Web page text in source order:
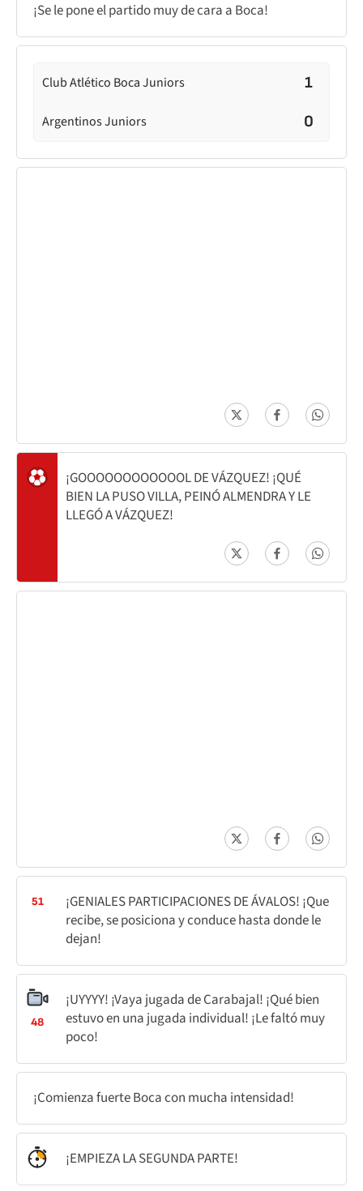
¡Se le pone el partido muy de cara a Boca!
Club Atlético Boca Juniors 1
Argentinos Juniors 0
¡GOOOOOOOOOOOOL DE VÁZQUEZ! ¡QUÉ
BIEN LA PUSO VILLA, PEINÓ ALMENDRA Y LE
LLEGÓ A VÁZQUEZ!
51
¡GENIALES PARTICIPACIONES DE ÁVALOS! ¡Que
recibe, se posiciona y conduce hasta donde le
dejan!
48
¡UYYYY! ¡Vaya jugada de Carabajal! ¡Qué bien
estuvo en una jugada individual! ¡Le faltó muy
poco!
¡Comienza fuerte Boca con mucha intensidad!
¡EMPIEZA LA SEGUNDA PARTE!